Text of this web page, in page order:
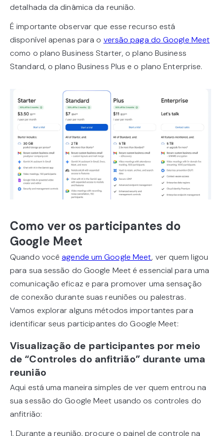
detalhada da dinâmica da reunião.
É importante observar que esse recurso está
disponível apenas para o versão paga do Google Meet
como o plano Business Starter, o plano Business
Standard, o plano Business Plus e o plano Enterprise.
Como ver os participantes do
Google Meet
Quando vocêagende um Google Meet, ver quem ligou
para sua sessão do Google Meet é essencial para uma
comunicação eficaz e para promover uma sensação
de conexão durante suas reuniões ou palestras.
Vamos explorar alguns métodos importantes para
identificar seus participantes do Google Meet:
Visualização de participantes por meio
de “Controles do anfitrião” durante uma
reunião
Aqui está uma maneira simples de ver quem entrou na
sua sessão do Google Meet usando os controles do
anfitrião:
1. Durante a reunião, procure o painel de controle na